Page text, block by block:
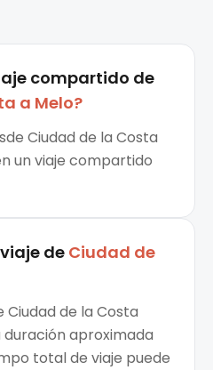
compartido de
a Melo?
Ciudad de la Costa
un viaje compartido
de Ciudad de
Ciudad de la Costa
aproximada
total de viaje puede